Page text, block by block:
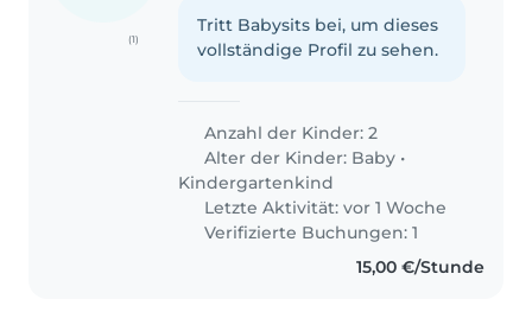
(1)
Tritt Babysits bei, um dieses
vollständige Profil zu sehen.
Anzahl der Kinder: 2
Alter der Kinder: Baby •
Kindergartenkind
Letzte Aktivität: vor 1 Woche
Verifizierte Buchungen: 1
15,00 €/Stunde